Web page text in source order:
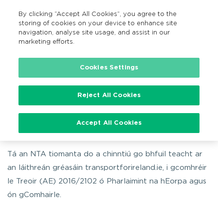
Search
GA
Home Inrochtaineacht Gréasáin
Inrochtaineacht Gréasáin
Tá an NTA tiomanta do a chinntiú go bhfuil teacht ar
an láithreán gréasáin transportforireland.ie, i gcomhréir
le Treoir (AE) 2016/2102 ó Pharlaimint na hEorpa agus
ón gComhairle.
By clicking “Accept All Cookies”, you agree to the
storing of cookies on your device to enhance site
navigation, analyse site usage, and assist in our
marketing efforts.
Cookies Settings
Reject All Cookies
Accept All Cookies